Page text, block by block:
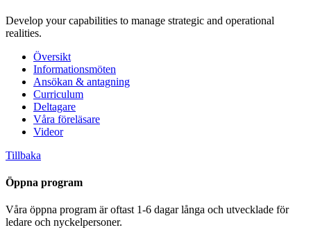
Develop your capabilities to manage strategic and operational
realities.
Översikt
Informationsmöten
Ansökan & antagning
Curriculum
Deltagare
Våra föreläsare
Videor
Tillbaka
Öppna program
Våra öppna program är oftast 1-6 dagar långa och utvecklade för
ledare och nyckelpersoner.